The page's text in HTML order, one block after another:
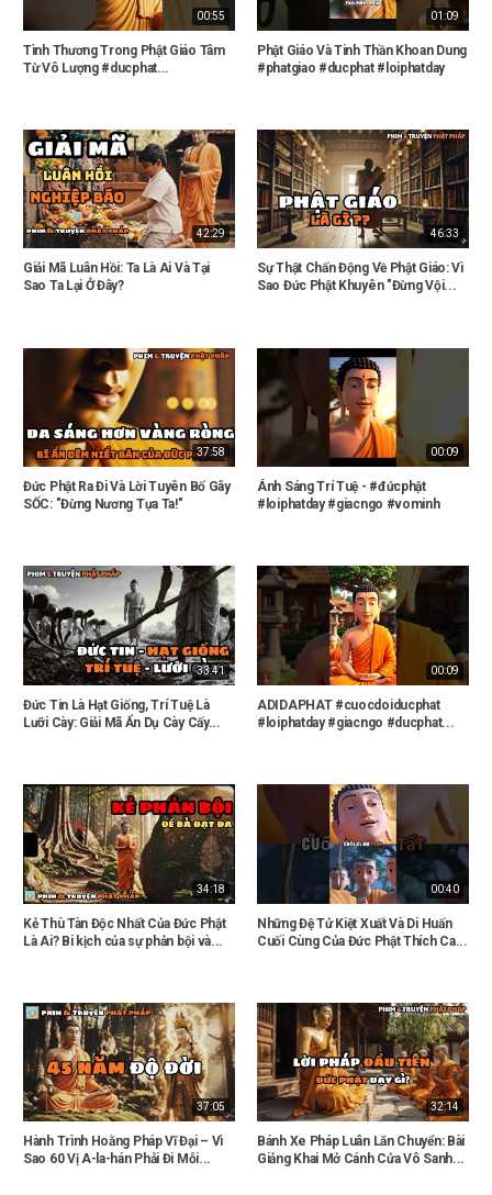
00:55
Tình Thương Trong Phật Giáo Tâm
Từ Vô Lượng #ducphat...
01:09
Phật Giáo Và Tinh Thần Khoan Dung
#phatgiao #ducphat #loiphatday
42:29
Giải Mã Luân Hồi: Ta Là Ai Và Tại
Sao Ta Lại Ở Đây?
46:33
Sự Thật Chấn Động Về Phật Giáo: Vì
Sao Đức Phật Khuyên "Đừng Vội...
37:58
Đức Phật Ra Đi Và Lời Tuyên Bố Gây
SỐC: "Đừng Nương Tựa Ta!"
00:09
Ánh Sáng Trí Tuệ - #đứcphật
#loiphatday #giacngo #vominh
33:41
Đức Tin Là Hạt Giống, Trí Tuệ Là
Lưỡi Cày: Giải Mã Ẩn Dụ Cày Cấy...
00:09
ADIDAPHAT #cuocdoiducphat
#loiphatday #giacngo #ducphat...
34:18
Kẻ Thù Tàn Độc Nhất Của Đức Phật
Là Ai? Bi kịch của sự phản bội và...
00:40
Những Đệ Tử Kiệt Xuất Và Di Huấn
Cuối Cùng Của Đức Phật Thích Ca...
37:05
Hành Trình Hoằng Pháp Vĩ Đại – Vì
Sao 60 Vị A-la-hán Phải Đi Mỗi...
32:14
Bánh Xe Pháp Luân Lăn Chuyển: Bài
Giảng Khai Mở Cánh Cửa Vô Sanh...